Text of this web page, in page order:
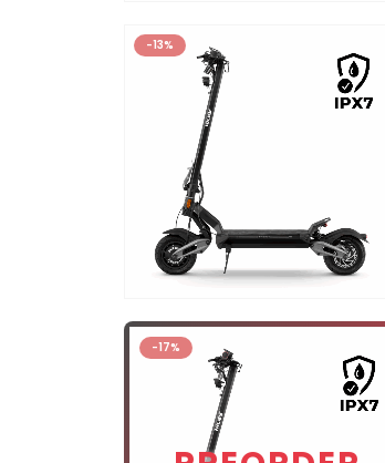
-13%
-17%